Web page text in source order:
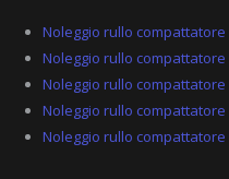
Noleggio rullo
Noleggio rullo
Noleggio rullo
Noleggio rullo
Noleggio rullo